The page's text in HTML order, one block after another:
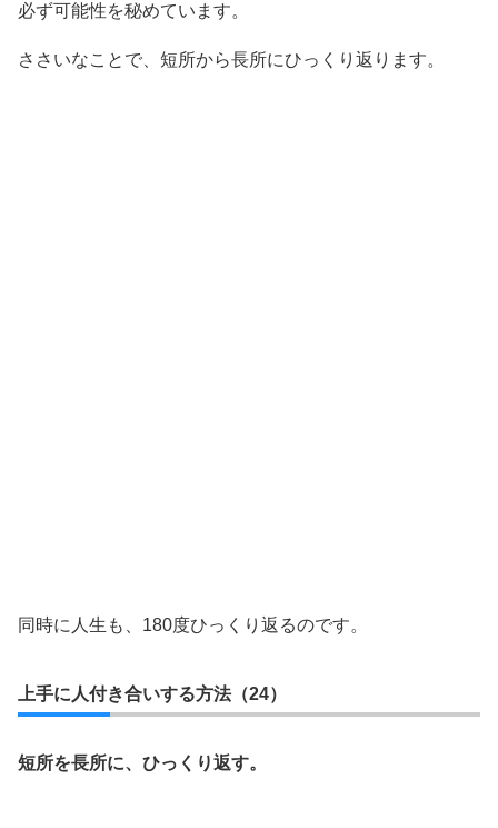
必ず可能性を秘めています。
ささいなことで、短所から長所にひっくり返ります。
同時に人生も、180度ひっくり返るのです。
上手に人付き合いする方法（24）
短所を長所に、ひっくり返す。